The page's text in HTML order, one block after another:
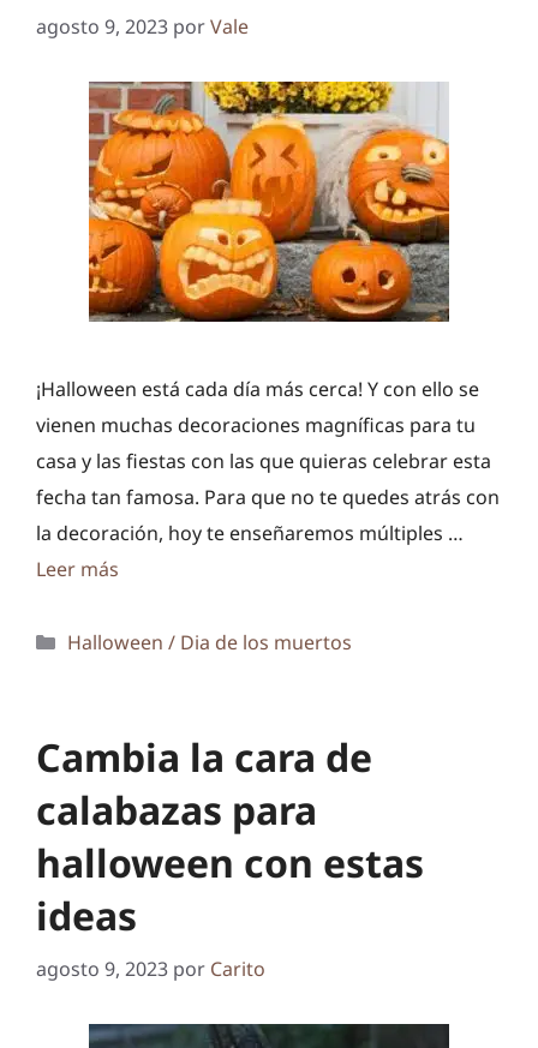
agosto 9, 2023 porVale
¡Halloween está cada día más cerca! Y con ello se
vienen muchas decoraciones magníficas para tu
casa y las fiestas con las que quieras celebrar esta
fecha tan famosa. Para que no te quedes atrás con
la decoración, hoy te enseñaremos múltiples …
Leer más
Categorías
Halloween / Dia de los muertos
Cambia la cara de
calabazas para
halloween con estas
ideas
agosto 9, 2023 por Carito